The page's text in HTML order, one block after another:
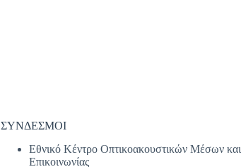
ΣΥΝΔΕΣΜΟΙ
Εθνικό Κέντρο Οπτικοακουστικών Μέσων και
Επικοινωνίας